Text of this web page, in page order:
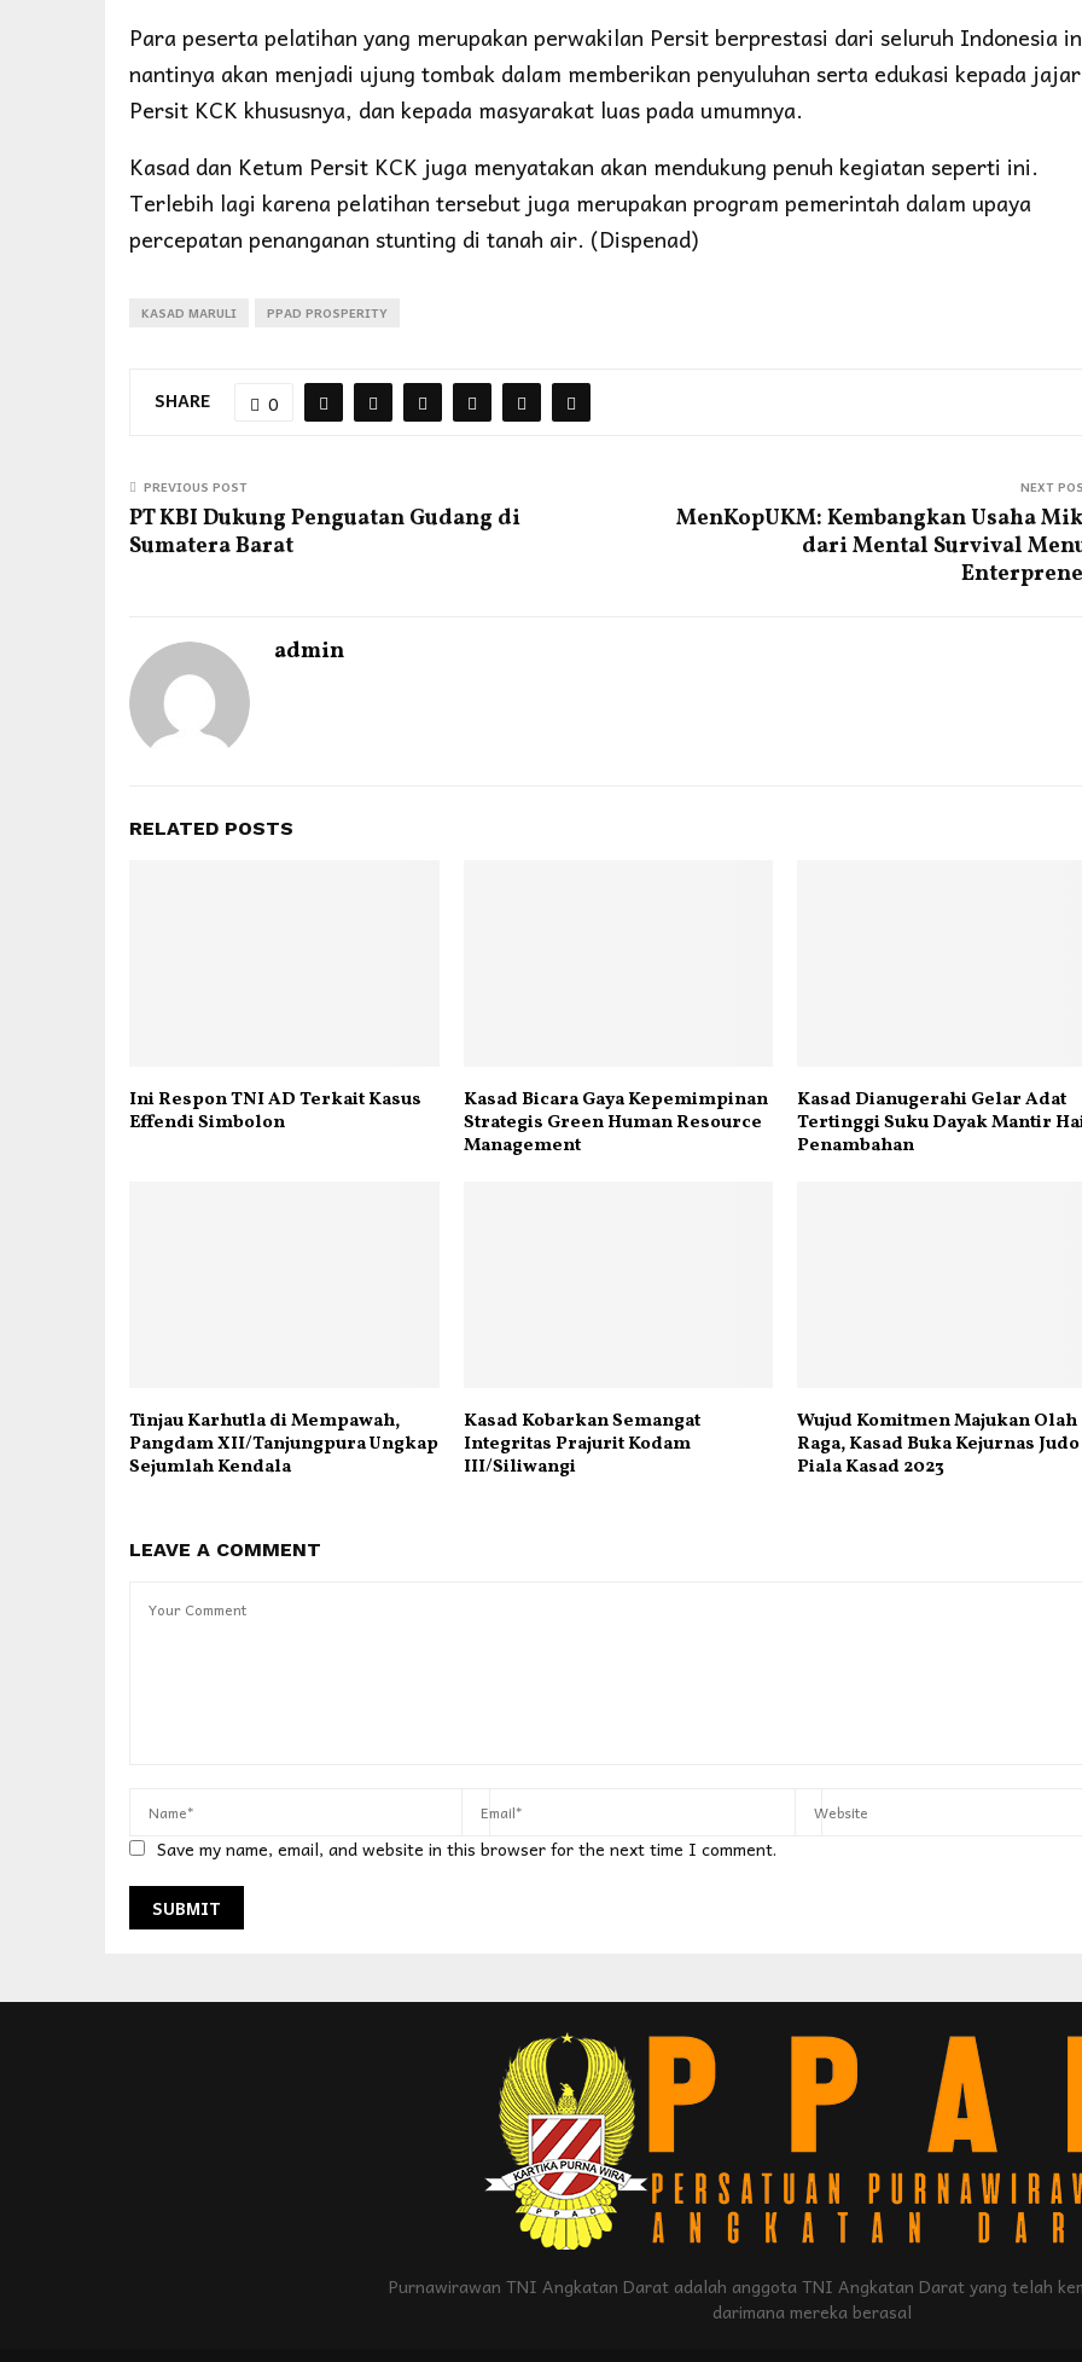
Para peserta pelatihan yang merupakan perwakilan Persit berprestasi dari seluruh Indonesia
nantinya akan menjadi ujung tombak dalam memberikan penyuluhan serta edukasi kepada
Persit KCK khususnya, dan kepada masyarakat luas pada umumnya.
Kasad dan Ketum Persit KCK juga menyatakan akan mendukung penuh kegiatan seperti ini.
Terlebih lagi karena pelatihan tersebut juga merupakan program pemerintah dalam upaya
percepatan penanganan stunting di tanah air. (Dispenad)
KASAD MARULI PPAD PROSPERITY
SHARE 0
PREVIOUS POST
PT KBI Dukung Penguatan Gudang di
Sumatera Barat
NEXT
MenKopUKM: Kembangkan Usaha
dari Mental Survival
admin
RELATED POSTS
Ini Respon TNI AD Terkait Kasus
Effendi Simbolon
Kasad Bicara Gaya Kepemimpinan
Strategis Green Human Resource
Management
Kasad Dianugerahi Gelar Adat
Tertinggi Suku Dayak Mantir
Penambahan
Tinjau Karhutla di Mempawah,
Pangdam XII/Tanjungpura Ungkap
Sejumlah Kendala
Kasad Kobarkan Semangat
Integritas Prajurit Kodam
III/Siliwangi
Wujud Komitmen Majukan Olah
Raga, Kasad Buka Kejurnas Judo
Piala Kasad 2023
LEAVE A COMMENT
Save my name, email, and website in this browser for the next time I comment.
Purnawirawan TNI Angkatan Darat adalah anggota TNI Angkatan Darat yang telah
darimana mereka berasal